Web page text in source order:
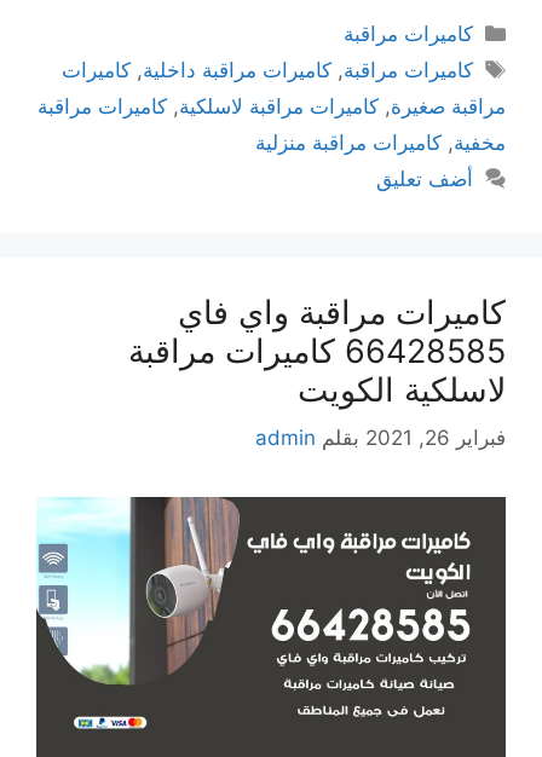
كاميرات مراقبة
كاميرات مراقبة,كاميرات مراقبة داخلية,كاميرات
مراقبة صغيرة, كاميرات مراقبة لاسلكية, كاميرات مراقبة
مخفية, كاميرات مراقبة منزلية
أضف تعليق
كاميرات مراقبة واي فاي
66428585 كاميرات مراقبة
لاسلكية الكويت
فبراير 26, 2021 بقلم admin